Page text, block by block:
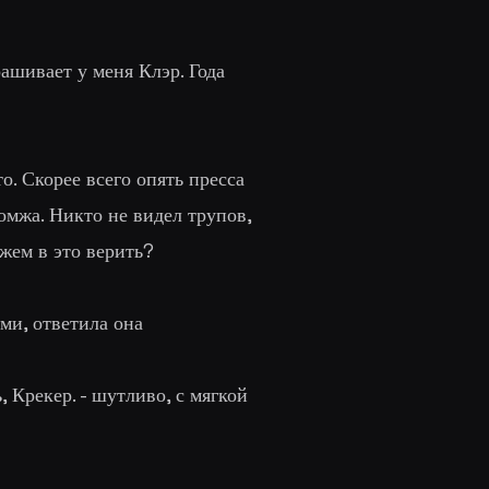
у меня Клэр. Года
всего опять пресса
Никто не видел трупов,
в это верить?
ответила она
Крекер. - шутливо, с мягкой